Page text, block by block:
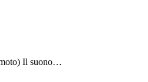
Il suono…